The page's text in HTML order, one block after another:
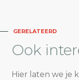
GERELATEERD
Ook
Hier laten we je